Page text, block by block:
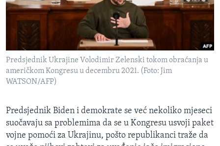
Predsjednik Ukrajine Volodimir Zelenski tokom obraćanja u
američkom Kongresu u decembru 2021. (Foto: Jim
WATSON/AFP)
Predsjednik Biden i demokrate se već nekoliko mjeseci
suočavaju sa problemima da se u Kongresu usvoji paket
vojne pomoći za Ukrajinu, pošto republikanci traže da